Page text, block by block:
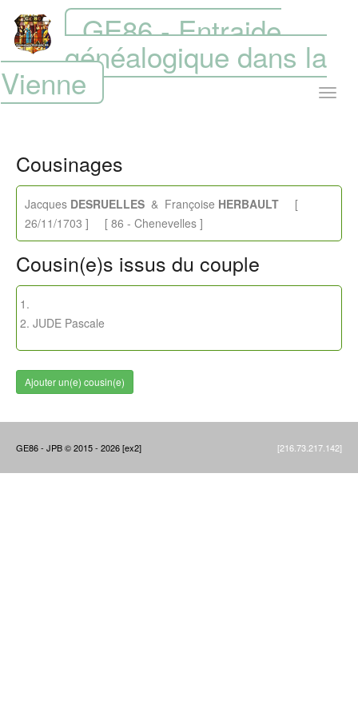
GE86 - Entraide
généalogique dans la
Vienne
Cousinages
Jacques DESRUELLES & Françoise HERBAULT [
26/11/1703 ] [ 86 - Chenevelles ]
Cousin(e)s issus du couple
JUDE Pascale
Ajouter un(e) cousin(e)
GE86 - JPB © 2015 - 2026 [ex2] [216.73.217.142]